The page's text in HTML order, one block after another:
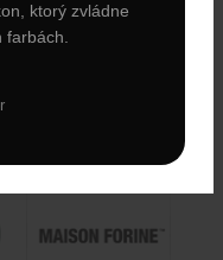
ktorý zvládne